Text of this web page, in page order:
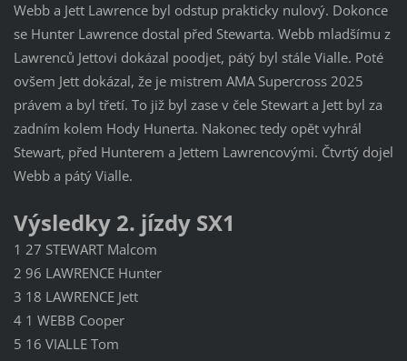
Webb a Jett Lawrence byl odstup prakticky nulový. Dokonce
se Hunter Lawrence dostal před Stewarta. Webb mladšímu z
Lawrenců Jettovi dokázal poodjet, pátý byl stále Vialle. Poté
ovšem Jett dokázal, že je mistrem AMA Supercross 2025
právem a byl třetí. To již byl zase v čele Stewart a Jett byl za
zadním kolem Hody Hunerta. Nakonec tedy opět vyhrál
Stewart, před Hunterem a Jettem Lawrencovými. Čtvrtý dojel
Webb a pátý Vialle.
Výsledky 2. jízdy SX1
1 27 STEWART Malcom
2 96 LAWRENCE Hunter
3 18 LAWRENCE Jett
4 1 WEBB Cooper
5 16 VIALLE Tom